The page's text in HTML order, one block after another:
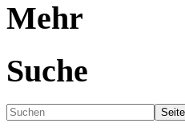
Mehr
Suche